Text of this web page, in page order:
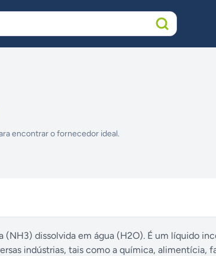
encontrar o fornecedor ideal.
dissolvida em água (H2O). É um líquido
indústrias, tais como a química, alimentícia,